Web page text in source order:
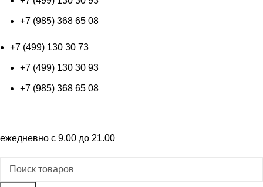
+7 (985) 368 65 08
+7 (499) 130 30 73
+7 (499) 130 30 93
+7 (985) 368 65 08
ежедневно с 9.00 до 21.00